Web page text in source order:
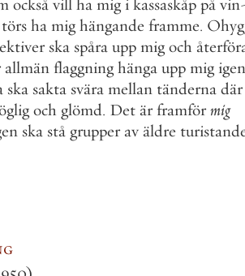
också vill ha mig i kassaskåp på vin
törs ha mig hängande framme.
ska spåra upp mig och
allmän flaggning hänga upp mig igen
ska sakta svära mellan tänderna där
och glömd. Det är framför mig
ska stå grupper av äldre